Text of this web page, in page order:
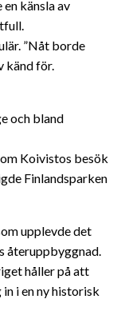
känsla av
”Nåt borde
känd för.
och bland
Koivistos besök
Finlandsparken
upplevde det
återuppbyggnad.
håller på att
in i en ny historisk